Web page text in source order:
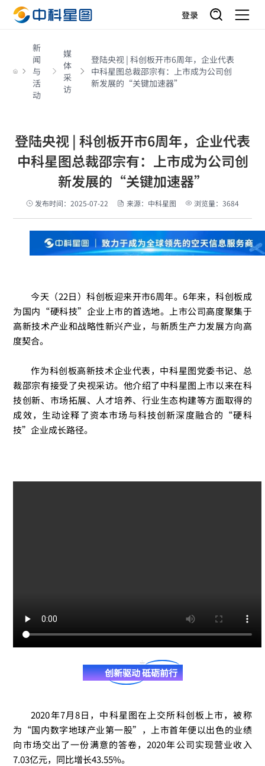
登录
新
闻
与
活
动
媒
体
采
访
登陆央视 | 科创板开市6周年，企业代表
中科星图总裁邵宗有：上市成为公司创
新发展的“关键加速器”
登陆央视 | 科创板开市6周年，企业代表
中科星图总裁邵宗有：上市成为公司创
新发展的“关键加速器”
发布时间：2025-07-22 来源：中科星图 浏览量：3684
今天（22日）科创板迎来开市6周年。6年来，科创板成
为国内“硬科技”企业上市的首选地。上市公司高度聚集于
高新技术产业和战略性新兴产业，与新质生产力发展方向高
度契合。
作为科创板高新技术企业代表，中科星图党委书记、总
裁邵宗有接受了央视采访。他介绍了中科星图上市以来在科
技创新、市场拓展、人才培养、行业生态构建等方面取得的
成效， 生动诠释了资本市场与科技创新深度融合的“硬科
技”企业成长路径。
创新驱动 砥砺前行
2020年7月8日，中科星图在上交所科创板上市，被称
为“国内数字地球产业第一股”，上市首年便以出色的业绩
向市场交出了一份满意的答卷，2020年公司实现营业收入
7.03亿元，同比增长43.55%。